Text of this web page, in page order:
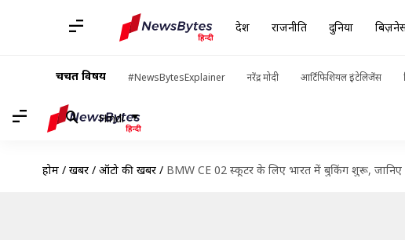
देश राजनीति दुनिया
चर्चित विषय #NewsBytesExplainer नरेंद्र मोदी आर्टिफिशियल इंटेलिजेंस
Hindi
होम / खबरें / ऑटो की खबरें / BMW CE 02 स्कूटर के लिए भारत में बुकिंग शुरू,